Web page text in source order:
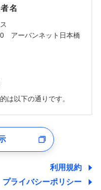
名
アーバンネット日本橋
は以下の通りです。
め
提携会社の保険その他に
契約を勧奨するため、ま
、またそれらに付帯、関
利用規約
プライバシーポリシー